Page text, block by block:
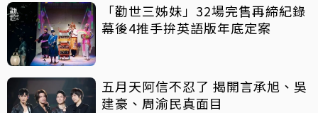
「勸世三姊妹」32場完售再締紀錄
幕後4推手拚英語版年底定案
五月天阿信不忍了 揭開言承旭、吳
建豪、周渝民真面目